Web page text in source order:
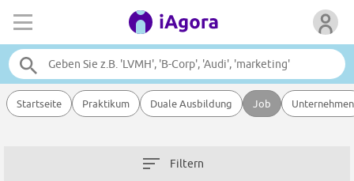
Startseite Praktikum Duale Ausbildung Job Unternehmen
Filtern